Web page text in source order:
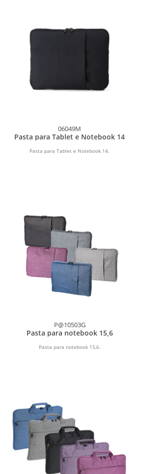
06049M
Pasta para Tablet e Notebook 14
Pasta para Tablet e Notebook 14.
P@10503G
Pasta para notebook 15,6
Pasta para notebook 15,6.